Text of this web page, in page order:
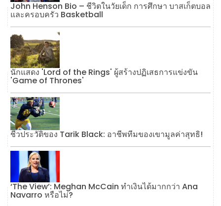
John Henson Bio – ชีวิตในวัยเด็ก การศึกษา บาสเก็ตบอล
และครอบครัว Basketball
นักแสดง 'Lord of the Rings' ผู้สร้างปฏิเสธการแข่งขัน
'Game of Thrones'
ชีวประวัติของ Tarik Black: อาชีพทีมของเขามูลค่าสุทธิ!
‘The View’: Meghan McCain ทำเงินได้มากกว่า Ana
Navarro หรือไม่?